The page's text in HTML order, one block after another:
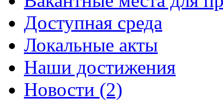
Доступная среда
Локальные акты
Наши достижения
Новости (2)